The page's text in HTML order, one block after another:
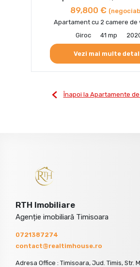
89,800 €
Apartament cu 2 camere de
Giroc
41 mp
Vezi mai multe
Înapoi la Apartamente
RTH Imobiliare
Agenție imobiliară Timisoara
0721387274
contact@realtimhouse.ro
Adresa Office : Timisoara, Jud. Timis, Str.